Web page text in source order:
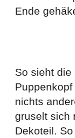
Ende
So sieht die
nichts
gruselt sich
Dekoteil.